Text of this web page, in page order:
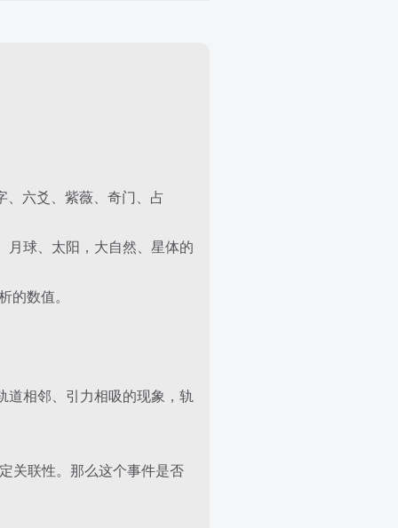
、六爻、紫薇、奇门、占
月球、太阳，大自然、星体的
的数值。
道相邻、引力相吸的现象，轨
关联性。那么这个事件是否